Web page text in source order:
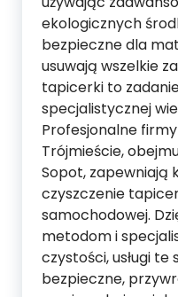
ekologicznych
bezpieczne dla
usuwają wszelkie
tapicerki to
specjalistycznej
Profesjonalne
Trójmieście,
Sopot, zapewniają
czyszczenie
samochodowej.
metodom i
czystości, usługi te
bezpieczne,